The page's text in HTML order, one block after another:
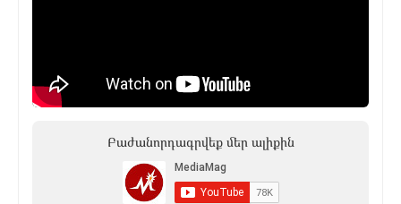
Բաժանորդագրվեք մեր ալիքին